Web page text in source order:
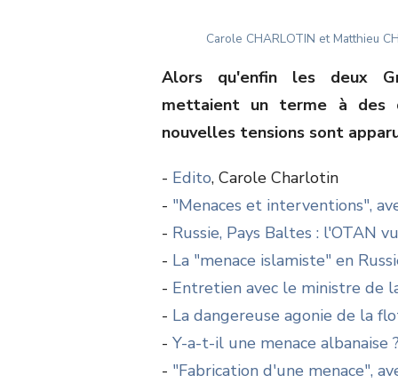
Author
Carole CHARLOTIN et Matthieu
Alors qu'enfin les deux
mettaient un terme à des
nouvelles tensions sont
- Edito, Carole Charlotin
- "Menaces et interventions",
- Russie, Pays Baltes : l'OTAN
- La "menace islamiste" en
- Entretien avec le ministre de
- La dangereuse agonie de la
- Y-a-t-il une menace albanaise
- "Fabrication d'une menace",